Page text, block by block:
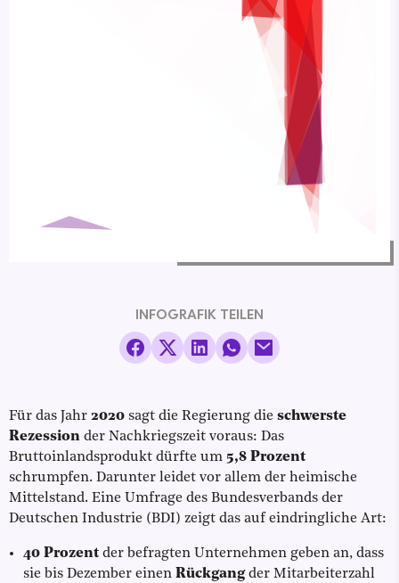
INFOGRAFIK TEILEN
Für das Jahr 2020 sagt die Regierung die schwerste
Rezession der Nachkriegszeit voraus: Das
Bruttoinlandsprodukt dürfte um 5,8 Prozent
schrumpfen. Darunter leidet vor allem der heimische
Mittelstand. Eine Umfrage des Bundesverbands der
Deutschen Industrie (BDI) zeigt das auf eindringliche Art:
40 Prozent der befragten Unternehmen geben an, dass
sie bis Dezember einen Rückgangder Mitarbeiterzahl